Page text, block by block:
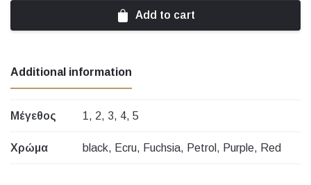
Add to cart
Additional information
Μέγεθος 1, 2, 3, 4, 5
Χρώμα black, Ecru, Fuchsia, Petrol, Purple, Red